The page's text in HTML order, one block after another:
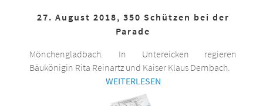
27. August 2018, 350 Schützen bei der
Parade
Mönchengladbach. In Untereicken regieren
Bäukönigin Rita Reinartz und Kaiser Klaus Dernbach.
WEITERLESEN